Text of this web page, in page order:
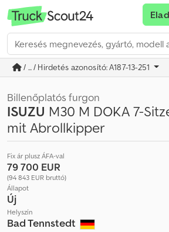
Elad
/ ... / Hirdetés azonosító: A187-13-251
Billenőplatós furgon
ISUZU M30 M DOKA 7-
mit Abrollkipper
Fix ár plusz ÁFA-val
79 700 EUR
(94 843 EUR bruttó)
Állapot
Új
Helyszín
Bad Tennstedt